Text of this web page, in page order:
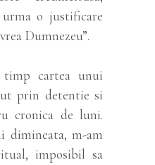
o justificare
Dumnezeu”.
cartea unui
prin detentie si
cronica de luni.
dimineata, m-am
imposibil sa